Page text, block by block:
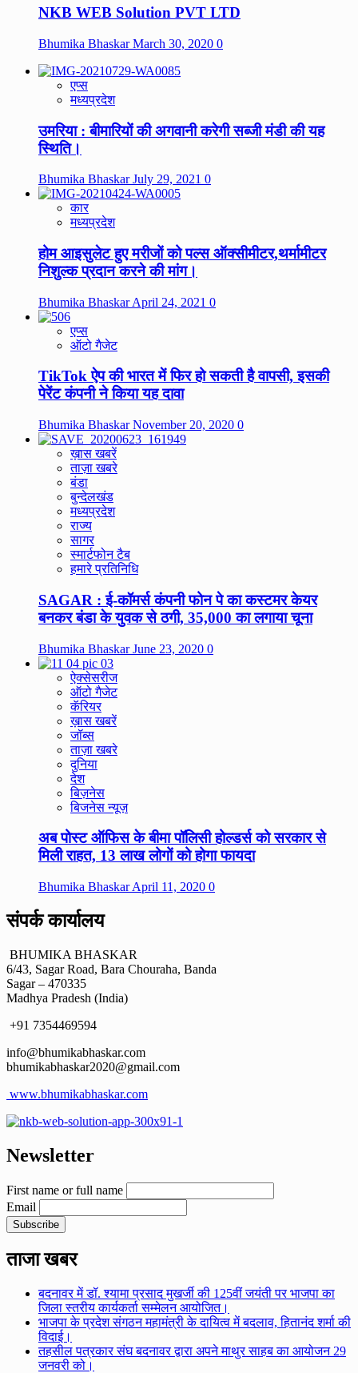
NKB WEB Solution PVT LTD
Bhumika BhaskarMarch 30, 2020 0
एप्स
मध्यप्रदेश
उमरिया : बीमारियों की अगवानी करेगी सब्जी मंडी की यह
स्थिति।
Bhumika BhaskarJuly 29, 2021 0
कार
मध्यप्रदेश
होम आइसुलेट हुए मरीजों को पल्स ऑक्सीमीटर,थर्मामीटर
निशुल्क प्रदान करने की मांग।
Bhumika BhaskarApril 24, 2021 0
एप्स
ऑटो गैजेट
TikTok ऐप की भारत में फिर हो सकती है वापसी, इसकी
पेरेंट कंपनी ने किया यह दावा
Bhumika BhaskarNovember 20, 2020 0
ख़ास खबरें
ताज़ा खबरे
बंडा
बुन्देलखंड
मध्यप्रदेश
राज्य
सागर
स्मार्टफोन टैब
हमारे प्रतिनिधि
SAGAR : ई-कॉमर्स कंपनी फोन पे का कस्टमर केयर
बनकर बंडा के युवक से ठगी, 35,000 का लगाया चूना
Bhumika BhaskarJune 23, 2020 0
ऐक्सेसरीज
ऑटो गैजेट
कॅरियर
ख़ास खबरें
जॉब्स
ताज़ा खबरे
दुनिया
देश
बिज़नेस
बिजनेस न्यूज़
अब पोस्ट ऑफिस के बीमा पॉलिसी होल्डर्स को सरकार से
मिली राहत, 13 लाख लोगों को होगा फायदा
Bhumika BhaskarApril 11, 2020 0
संपर्क कार्यालय
BHUMIKA BHASKAR
6/43, Sagar Road, Bara Chouraha, Banda
Sagar – 470335
Madhya Pradesh (India)
+91 7354469594
info@bhumikabhaskar.com
bhumikabhaskar2020@gmail.com
www.bhumikabhaskar.com
Newsletter
First name or full name
Email
ताजा खबर
बदनावर में डॉ. श्यामा प्रसाद मुखर्जी की 125वीं जयंती पर भाजपा का
जिला स्तरीय कार्यकर्ता सम्मेलन आयोजित।
भाजपा के प्रदेश संगठन महामंत्री के दायित्व में बदलाव, हितानंद शर्मा की
विदाई।
तहसील पत्रकार संघ बदनावर द्वारा अपने माथुर साहब का आयोजन 29
जनवरी को।